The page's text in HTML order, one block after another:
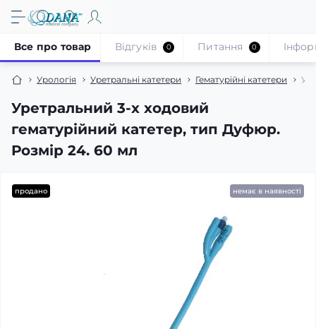
Урологія Уретральні катетери Гематурійні катетери
Уретральний 3-х ходовий
гематурійний катетер, тип Дуфюр.
Розмір 24. 60 мл
Все про товар Відгуків 0 Питання 0
продано немає в наявності